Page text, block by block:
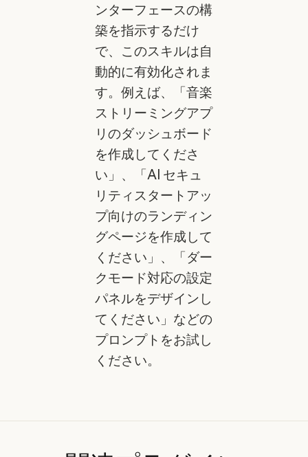
ンターフェースの構
築を指示するだけ
で、このスキルは自
動的に有効化されま
す。例えば、「音楽
ストリーミングアプ
リのダッシュボード
を作成してくださ
い」、「AI セキュ
リティスタートアッ
プ向けのランディン
グページを作成して
ください」、「ダー
クモード対応の設定
パネルをデザインし
てください」などの
プロンプトをお試し
ください。